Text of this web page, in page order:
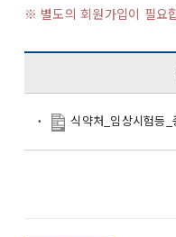
※ 별도의 회원가입이 필요
식약처_임상시험등